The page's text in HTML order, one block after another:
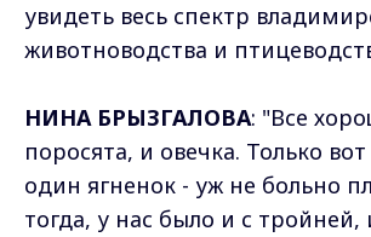
увидеть весь спектр
животноводства и
НИНА БРЫЗГАЛОВА: "Все
поросята, и овечка. Только
один ягненок - уж не больно
тогда, у нас было и с тройней,